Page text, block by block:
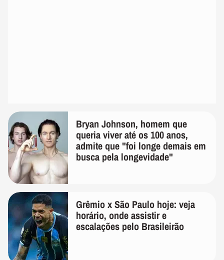
Bryan Johnson, homem que
queria viver até os 100 anos,
admite que "foi longe demais em
busca pela longevidade"
Grêmio x São Paulo hoje: veja
horário, onde assistir e
escalações pelo Brasileirão